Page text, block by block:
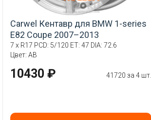
Carwel Кентавр для BMW 1-series
E82 Coupe 2007–2013
7 x R17 PCD: 5/120 ET: 47 DIA: 72.6
Цвет: AB
10430 ₽ 41720 за 4 шт.